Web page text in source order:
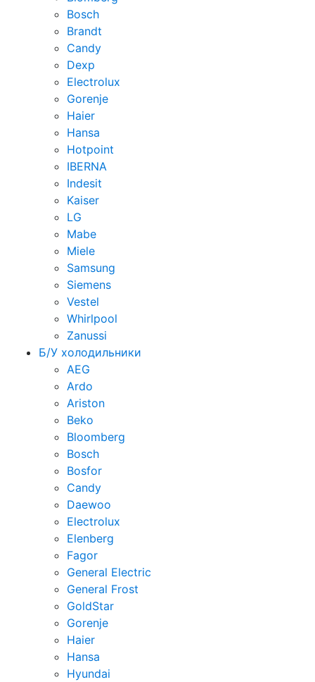
Bosch
Brandt
Candy
Dexp
Electrolux
Gorenje
Haier
Hansa
Hotpoint
IBERNA
Indesit
Kaiser
LG
Mabe
Miele
Samsung
Siemens
Vestel
Whirlpool
Zanussi
Б/У холодильники
AEG
Ardo
Ariston
Beko
Bloomberg
Bosch
Bosfor
Candy
Daewoo
Electrolux
Elenberg
Fagor
General Electric
General Frost
GoldStar
Gorenje
Haier
Hansa
Hyundai